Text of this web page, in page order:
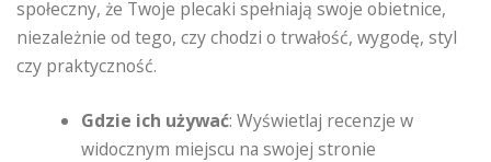
społeczny, że Twoje plecaki spełniają swoje obietnice,
niezależnie od tego, czy chodzi o trwałość, wygodę, styl
czy praktyczność.
Gdzie ich używać: Wyświetlaj recenzje w
widocznym miejscu na swojej stronie